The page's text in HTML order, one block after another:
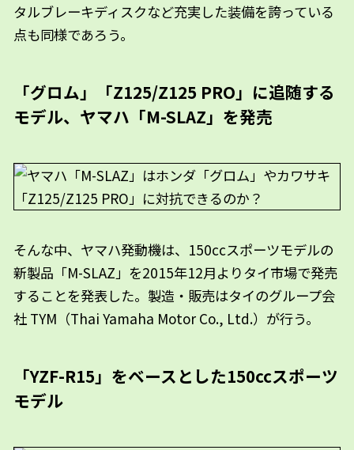
タルブレーキディスクなど充実した装備を誇っている
点も同様であろう。
「グロム」「Z125/Z125 PRO」に追随する
モデル、ヤマハ「M-SLAZ」を発売
そんな中、ヤマハ発動機は、150ccスポーツモデルの
新製品「M-SLAZ」を2015年12月よりタイ市場で発売
することを発表した。製造・販売はタイのグループ会
社 TYM（Thai Yamaha Motor Co., Ltd.）が行う。
「YZF-R15」をベースとした150ccスポーツ
モデル